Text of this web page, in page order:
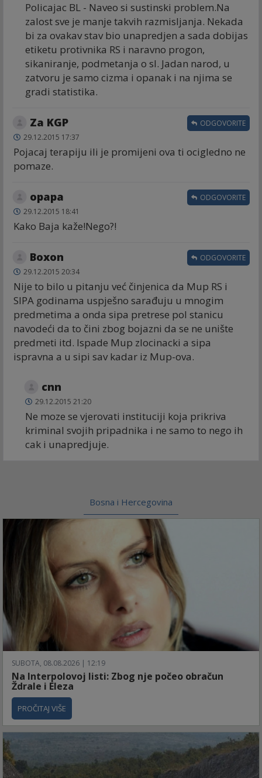
Policajac BL - Naveo si sustinski problem.Na
zalost sve je manje takvih razmisljanja. Nekada
bi za ovakav stav bio unapredjen a sada dobijas
etiketu protivnika RS i naravno progon,
sikaniranje, podmetanja o sl. Jadan narod, u
zatvoru je samo cizma i opanak i na njima se
gradi statistika.
Za KGP
29.12.2015 17:37
Pojacaj terapiju ili je promijeni ova ti ocigledno ne
pomaze.
ODGOVORITE
opapa
29.12.2015 18:41
Kako Baja kaže!Nego?!
ODGOVORITE
Boxon
29.12.2015 20:34
Nije to bilo u pitanju već činjenica da Mup RS i
SIPA godinama uspješno sarađuju u mnogim
predmetima a onda sipa pretrese pol stanicu
navodeći da to čini zbog bojazni da se ne unište
predmeti itd. Ispade Mup zlocinacki a sipa
ispravna a u sipi sav kadar iz Mup-ova.
ODGOVORITE
cnn
29.12.2015 21:20
Ne moze se vjerovati instituciji koja prikriva
kriminal svojih pripadnika i ne samo to nego ih
cak i unapredjuje.
Bosna i Hercegovina
SUBOTA, 08.08.2026 | 12:19
Na Interpolovoj listi: Zbog nje počeo obračun
Ždrale i Eleza
PROČITAJ VIŠE